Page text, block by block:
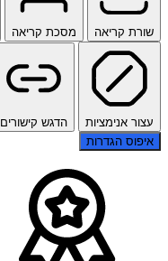
שורת קריאה מסכת קריאה
עצור אנימציות
הדגש קישורים
איפוס הגדרות